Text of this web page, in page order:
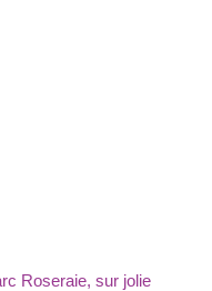
Roseraie, sur jolie